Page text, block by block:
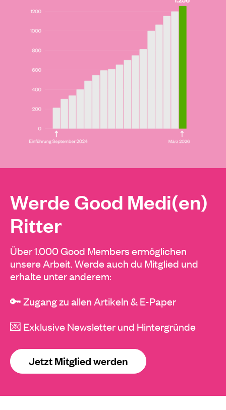
Werde Good Medi(en)
Ritter
Über 1.000 Good Members ermöglichen
unsere Arbeit. Werde auch du Mitglied und
erhalte unter anderem:
🔑 Zugang zu allen Artikeln & E-Paper
💌 Exklusive Newsletter und Hintergründe
Jetzt Mitglied werden